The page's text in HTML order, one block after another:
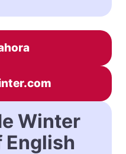
Winter
English